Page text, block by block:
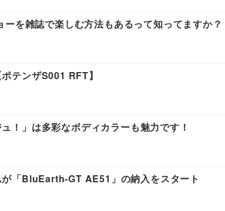
を雑誌で楽しむ方法もあるって知ってますか？
テンザS001 RFT】
！」は多彩なボディカラーも魅力です！
「BluEarth-GT AE51」の納入をスタート